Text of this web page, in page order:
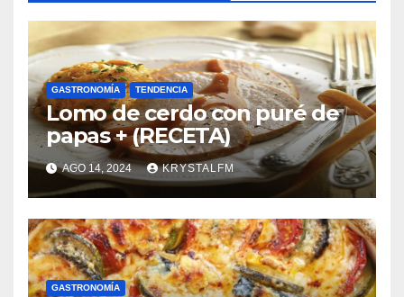
GASTRONOMÍA TENDENCIA
Lomo de cerdo con puré de
papas + (RECETA)
AGO 14, 2024 KRYSTALFM
GASTRONOMÍA